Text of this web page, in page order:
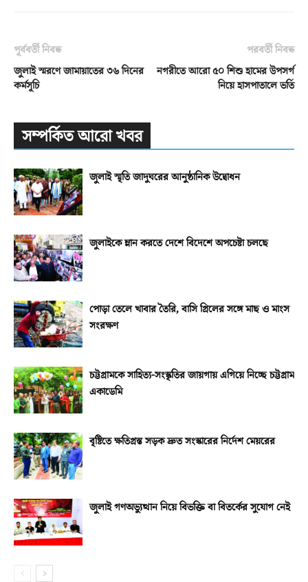
পূর্ববর্তী নিবন্ধ
জুলাই স্মরণে জামায়াতের ৩৬ দিনের
কর্মসূচি
পরবর্তী নিবন্ধ
নগরীতে আরো ৫০ শিশু হামের উপসর্গ
নিয়ে হাসপাতালে ভর্তি
সম্পর্কিত আরো খবর
জুলাই স্মৃতি জাদুঘরের আনুষ্ঠানিক উদ্বোধন
জুলাইকে ম্লান করতে দেশে বিদেশে অপচেষ্টা চলছে
পোড়া তেলে খাবার তৈরি, বাসি গ্রিলের সঙ্গে মাছ ও মাংস
সংরক্ষণ
চট্টগ্রামকে সাহিত্য-সংস্কৃতির জায়গায় এগিয়ে নিচ্ছে চট্টগ্রাম
একাডেমি
বৃষ্টিতে ক্ষতিগ্রস্ত সড়ক দ্রুত সংস্কারের নির্দেশ মেয়রের
জুলাই গণঅভ্যুত্থান নিয়ে বিভক্তি বা বিতর্কের সুযোগ নেই